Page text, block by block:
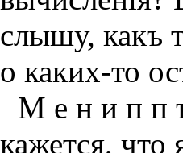
слышу, какъ
о каких-то
М е н и п п
кажется,